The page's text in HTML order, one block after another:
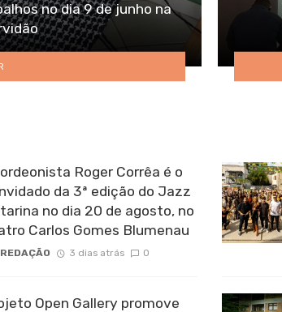
no dia 9 de junho na
Roger Corrêa é o
da 3ª edição do Jazz
no dia 20 de agosto, no
Carlos Gomes Blumenau
REDAÇÃO 3 dias atrás 0
Open Gallery promove